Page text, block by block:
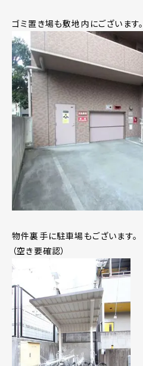
ゴミ置き場も敷地内にございます。
物件裏手に駐車場もございます。
（空き要確認）